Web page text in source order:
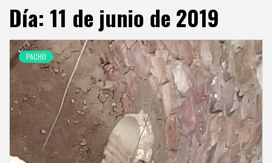
Día: 11 de junio de 2019
PACHO